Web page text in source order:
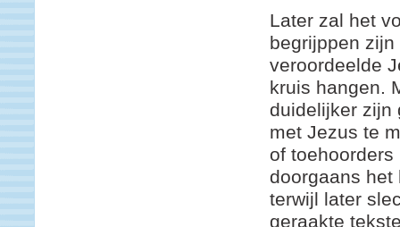
Later zal het
begrijppen
veroordeelde
kruis hangen.
duidelijker zijn
met Jezus te
of
doorgaans het
terwijl later
geraakte